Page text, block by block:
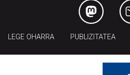
LEGE OHARRA PUBLIZITATEA